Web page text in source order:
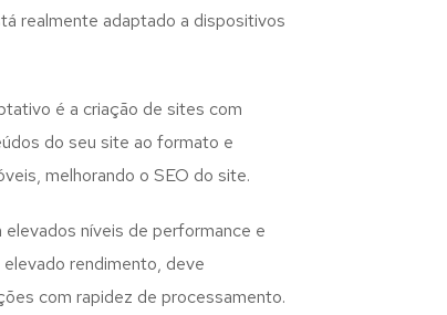
realmente adaptado a dispositivos
é a criação de sites com
do seu site ao formato e
melhorando o SEO do site.
níveis de performance e
rendimento, deve
com rapidez de processamento.